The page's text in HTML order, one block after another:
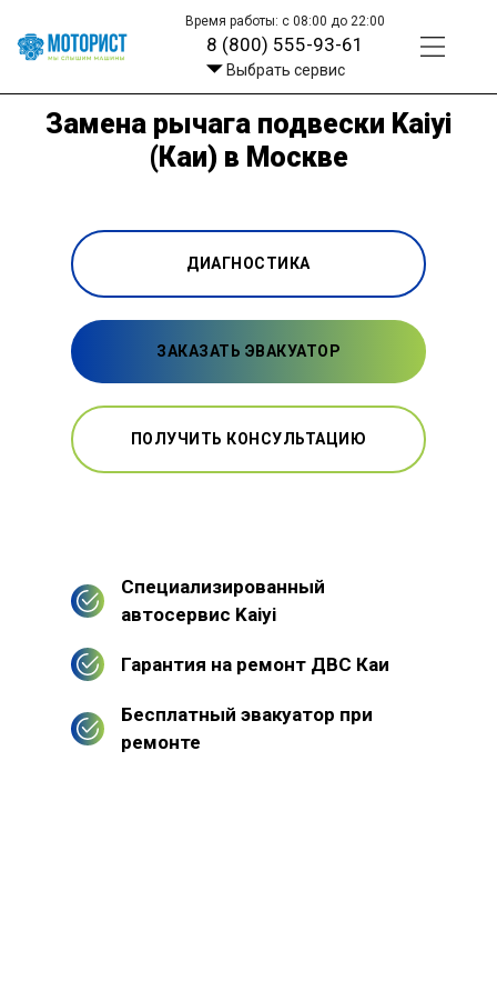
Время работы: с 08:00 до 22:00
8 (800) 555-93-61
Выбрать сервис
Замена рычага подвески Kaiyi
(Каи) в Москве
ДИАГНОСТИКА
ЗАКАЗАТЬ ЭВАКУАТОР
ПОЛУЧИТЬ КОНСУЛЬТАЦИЮ
Специализированный
автосервис Kaiyi
Гарантия на ремонт ДВС Каи
Бесплатный эвакуатор при
ремонте